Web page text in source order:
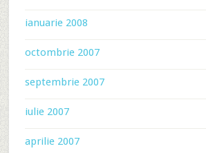
ianuarie 2008
octombrie 2007
septembrie 2007
iulie 2007
aprilie 2007